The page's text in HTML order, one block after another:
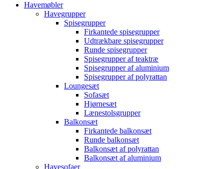
Havemøbler
Havegrupper
Spisegrupper
Firkantede spisegrupper
Udtrækbare spisegrupper
Runde spisegrupper
Spisegrupper af teaktræ
Spisegrupper af aluminium
Spisegrupper af polyrattan
Loungesæt
Sofasæt
Hjørnesæt
Lænestolsgrupper
Balkonsæt
Firkantede balkonsæt
Runde balkonsæt
Balkonsæt af polyrattan
Balkonsæt af aluminium
Havesofaer